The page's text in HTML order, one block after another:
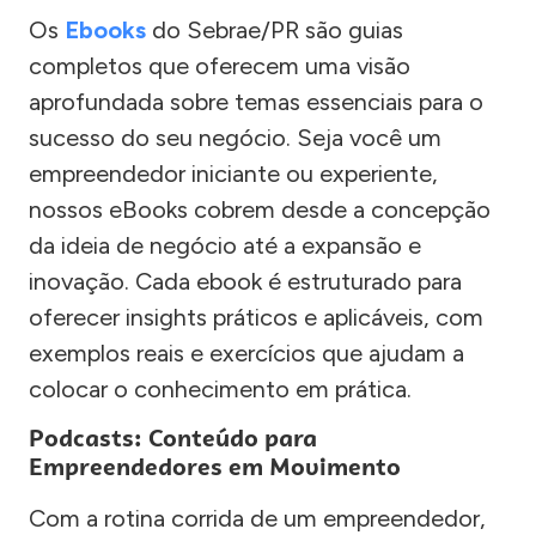
Os Ebooks do Sebrae/PR são guias
completos que oferecem uma visão
aprofundada sobre temas essenciais para o
sucesso do seu negócio. Seja você um
empreendedor iniciante ou experiente,
nossos eBooks cobrem desde a concepção
da ideia de negócio até a expansão e
inovação. Cada ebook é estruturado para
oferecer insights práticos e aplicáveis, com
exemplos reais e exercícios que ajudam a
colocar o conhecimento em prática.
Podcasts: Conteúdo para
Empreendedores em Movimento
Com a rotina corrida de um empreendedor,